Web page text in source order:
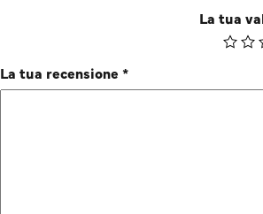
La tua
La tua recensione *